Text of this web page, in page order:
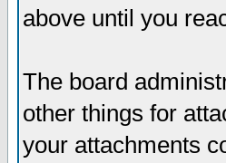
above until you
The board
other things for
your attachments